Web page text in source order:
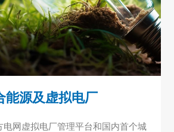
能源及虚拟电厂
电网虚拟电厂管理平台和国内首个城